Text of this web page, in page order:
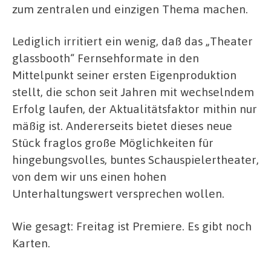
zum zentralen und einzigen Thema machen.
Lediglich irritiert ein wenig, daß das „Theater
glassbooth“ Fernsehformate in den
Mittelpunkt seiner ersten Eigenproduktion
stellt, die schon seit Jahren mit wechselndem
Erfolg laufen, der Aktualitätsfaktor mithin nur
mäßig ist. Andererseits bietet dieses neue
Stück fraglos große Möglichkeiten für
hingebungsvolles, buntes Schauspielertheater,
von dem wir uns einen hohen
Unterhaltungswert versprechen wollen.
Wie gesagt: Freitag ist Premiere. Es gibt noch
Karten.